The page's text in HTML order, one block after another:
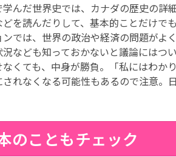
んだ世界史では、カナダの歴史の詳
どを読んだりして、基本的ことだけで
ンでは、世界の政治や経済の問題がよ
なども知っておかないと議論にはつ
なくても、中身が勝負。「私にはわか
れなくなる可能性もあるので注意。
のこともチェック